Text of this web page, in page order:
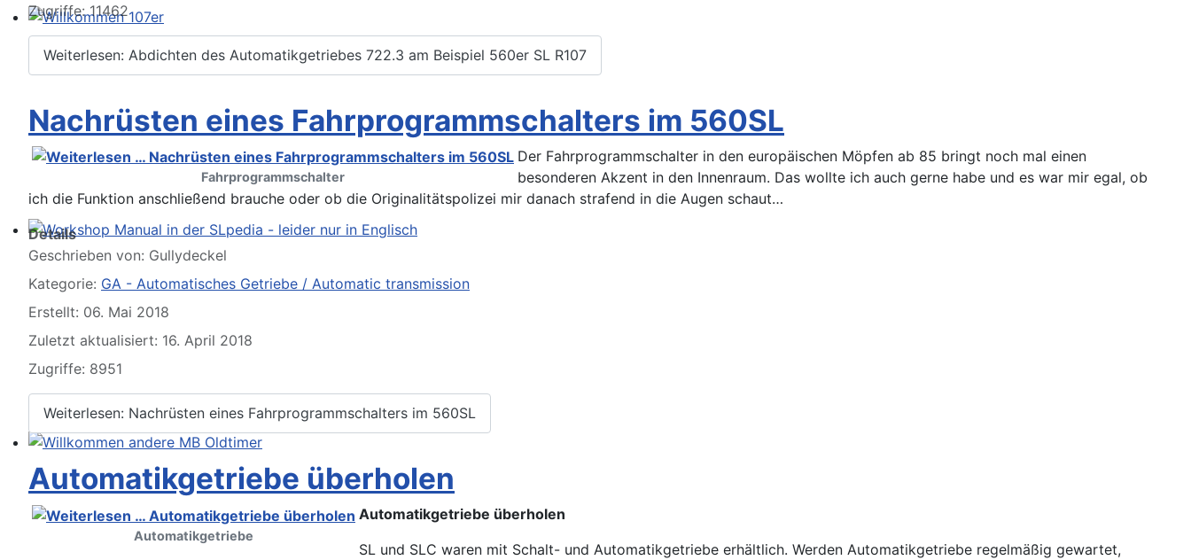
Willkommen 107er
Workshop Manual in der SLpedia - leider nur in Englisch
Willkommen andere MB Oldtimer
Zugriffe: 11462
Weiterlesen: Abdichten des Automatikgetriebes 722.3 am Beispiel 560er SL R107
Nachrüsten eines Fahrprogrammschalters im 560SL
Fahrprogrammschalter
Der Fahrprogrammschalter in den europäischen Möpfen ab 85 bringt noch mal einen
besonderen Akzent in den Innenraum. Das wollte ich auch gerne habe und es war mir egal, ob
ich die Funktion anschließend brauche oder ob die Originalitätspolizei mir danach strafend in die Augen schaut…
Details
Geschrieben von: Gullydeckel
Kategorie: GA - Automatisches Getriebe / Automatic transmission
Erstellt: 06. Mai 2018
Zuletzt aktualisiert: 16. April 2018
Zugriffe: 8951
Weiterlesen: Nachrüsten eines Fahrprogrammschalters im 560SL
Automatikgetriebe überholen
Automatikgetriebe
Automatikgetriebe überholen
SL und SLC waren mit Schalt- und Automatikgetriebe erhältlich. Werden Automatikgetriebe regelmäßig gewartet,